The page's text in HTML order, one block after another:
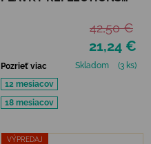
21,24 €
42,50 €
Pozrieť viac Skladom
(3 ks)
12 mesiacov
18 mesiacov
VÝPREDAJ